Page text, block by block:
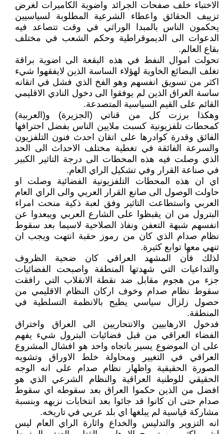
الاختباء خلف صفحات الجرائد واضوية الكاميرات لغرض
تزييف الحقائق واعطاء الشرعية المطلوبة لسياسيين
يحكمون الناس بالمبدا الوراثي في وقت تتصاعد فيه
الدعوات الى الديموقراطية وحكم الشعب في مختلف
بقاع العالم.
تحولت اموال النفط في هذه البقعة الى اضوية براقة
تغلف البضائع الخاوية لهؤلاء الساسة الذين لايفقهوا شيء
اكثر من تسويق انفسهم وهو الفخ الذي فشل في اتقانه
ساسة العراق الذين لم يوفقوا الى دخول النادي الاقليمي
القائم على القيم السياسية المتصدعة.
وهكذا برزت كل من قناتي (الجزيرة) و(العربية)
كمحطات تلفزيونية كسبت ملايين الناس بفضل احترافها
الفائق وقدرة كوادرها على اتقان احدث فنون التلفزيون
والسرعة الفائقة في تغطية مختلف الاحداث الى الحد
الذي وصلت فيه هذه المحطات الى درجة التاثير الكبير
في صناعة القرار وفي تشكيل الراي العام.
اي ان هذه المحطات التلفزيونية الفضائية وصلت او
حاولت الوصول الى صانع القرار العربي والى الراي العام
العربي واستطاعت التاثير وفق لعبة ذكية منحت امراء
البترول من ان يقبظوا على الشارع العربي ويبعدوا عن
انفسهم شبهة التعفن ونفاذ الصلاحية لاسيما بعد سقوط
نظام صدام الذي كان من رموز حقبة انتهت ويجب ان
تنهي معها توابع كثيرة.
لذلك فأن المشهد العراقي كان ضحية الظروف
والتداعيات التي شهدتها المنطقة واصبحت الفضائيات
جزء من هجوم مقابل ضد نقطة الانقلاب التي رافقت
سقوط نظام صدام وخوف اركان النظام الاقليمي من
حصول زلزال سياسي يطيح بالانظمة التسلطية في
المنطقة.
فدخول الارهابيين والانتحاريين الى العراق واختراق
الفضاء العراقي من قبل فضائيات البترول شيء يفهم
على ان الموضوع يسير باتجاه واحد هو افشال المشروع
العراقي في التغيير ومحاولة خلط الاوراق وتشويه
الصورة الحقيقية واظهار نظام صدام على انه الوجه
الحقيقي للوطنية العراقية والنظام الشرعي الذي هو
افضل من الذين حكموا العراق بعد سقوطه اي سقوط
صدام حتى ان كانوا قد جائوا بعد انتخابات نزيهه وبنسبة
مشاركة قياسية لم يبلغها اي بلد عربي في تاريخه.
انه التزوير والتدليس والخداع واثارة الراي العام ليس